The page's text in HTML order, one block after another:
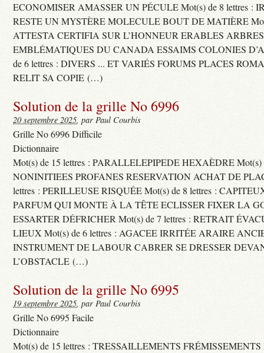
ECONOMISER AMASSER UN PÉCULE Mot(s) de 8 lettres :
RESTE UN MYSTÈRE MOLECULE BOUT DE MATIÈRE
ATTESTA CERTIFIA SUR L’HONNEUR ERABLES ARBRES
EMBLÉMATIQUES DU CANADA ESSAIMS COLONIES
de 6 lettres : DIVERS ... ET VARIÉS FORUMS PLACES
RELIT SA COPIE (…)
Solution de la grille No 6996
20 septembre 2025, par Paul Courbis
Grille No 6996 Difficile
Dictionnaire
Mot(s) de 15 lettres : PARALLELEPIPEDE HEXAÈDRE Mot(s)
NONINITIEES PROFANES RESERVATION ACHAT DE
lettres : PERILLEUSE RISQUÉE Mot(s) de 8 lettres :
PARFUM QUI MONTE À LA TÊTE ECLISSER FIXER LA
ESSARTER DÉFRICHER Mot(s) de 7 lettres : RETRAIT
LIEUX Mot(s) de 6 lettres : AGACEE IRRITÉE ARAIRE
INSTRUMENT DE LABOUR CABRER SE DRESSER
L’OBSTACLE (…)
Solution de la grille No 6995
19 septembre 2025, par Paul Courbis
Grille No 6995 Facile
Dictionnaire
Mot(s) de 15 lettres : TRESSAILLEMENTS FRÉMISSEMENTS